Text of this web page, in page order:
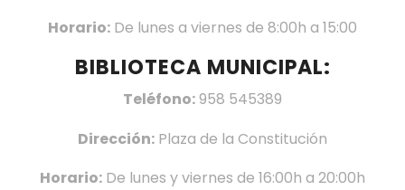
Horario: De lunes a viernes de 8:00h a 15:00
BIBLIOTECA MUNICIPAL:
Teléfono:958 545389
Dirección: Plaza de la Constitución
Horario: De lunes y viernes de 16:00h a 20:00h